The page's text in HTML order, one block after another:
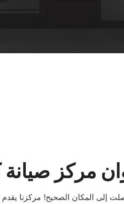
مركز صيانة
إلى المكان الصحيح! مركزنا يقدم